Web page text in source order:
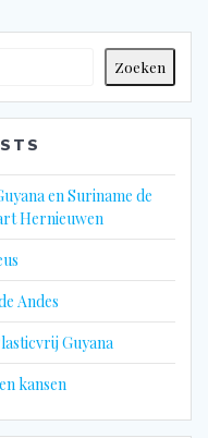
Zoeken
en Suriname de
Hernieuwen
Andes
Guyana
kansen